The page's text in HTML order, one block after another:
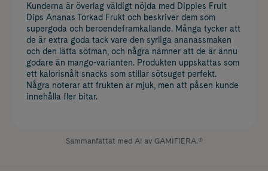
Kunderna är överlag väldigt nöjda med Dippies Fruit
Dips Ananas Torkad Frukt och beskriver dem som
supergoda och beroendeframkallande. Många tycker att
de är extra goda tack vare den syrliga ananassmaken
och den lätta sötman, och några nämner att de är ännu
godare än mango-varianten. Produkten uppskattas som
ett kalorisnålt snacks som stillar sötsuget perfekt.
Några noterar att frukten är mjuk, men att påsen kunde
innehålla fler bitar.
Sammanfattat med AI av GAMIFIERA.®